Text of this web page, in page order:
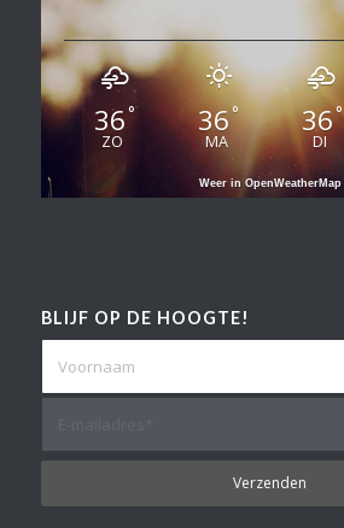
36°
ZO
36°
MA
36°
DI
Weer in OpenWeatherMap
BLIJF OP DE HOOGTE!